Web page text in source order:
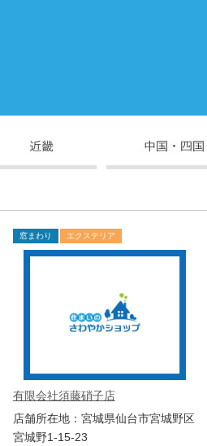
窓まわり エクステリア
有限会社須藤硝子店
店舗所在地：宮城県仙台市宮城野区
宮城野1-15-23